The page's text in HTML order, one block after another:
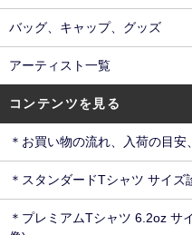
バッグ、キャップ、グッズ
アーティスト一覧
コンテンツを見る
＊お買い物の流れ、入荷の目
＊スタンダードTシャツ サイ
＊プレミアムTシャツ 6.2oz サ